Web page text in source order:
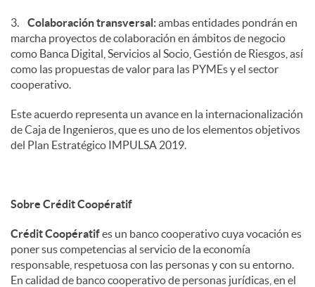
3. Colaboración transversal:ambas entidades pondrán en
marcha proyectos de colaboración en ámbitos de negocio
como Banca Digital, Servicios al Socio, Gestión de Riesgos, así
como las propuestas de valor para las PYMEs y el sector
cooperativo.
Este acuerdo representa un avance en la internacionalización
de Caja de Ingenieros, que es uno de los elementos objetivos
del Plan Estratégico IMPULSA 2019.
Sobre Crédit Coopératif
Crédit Coopératifes un banco cooperativo cuya vocación es
poner sus competencias al servicio de la economía
responsable, respetuosa con las personas y con su entorno.
En calidad de banco cooperativo de personas jurídicas, en el